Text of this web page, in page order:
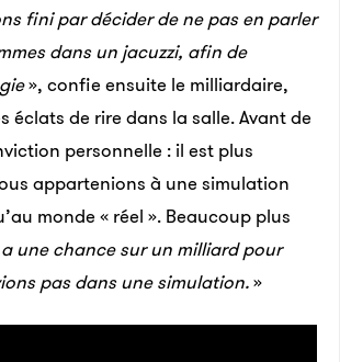
fini par décider de ne pas en parler
dans un jacuzzi, afin de
», confie ensuite le milliardaire,
éclats de rire dans la salle. Avant de
personnelle : il est plus
appartenions à une simulation
monde « réel ». Beaucoup plus
une chance sur un milliard pour
pas dans une simulation.»